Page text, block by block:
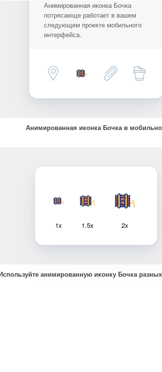
Анимированная иконка Бочка
потрясающе работает в вашем
следующем проекте мобильного
интерфейса.
Анимированная иконка Бочка в
1x 1.5x 2x
анимированную иконку Бочка